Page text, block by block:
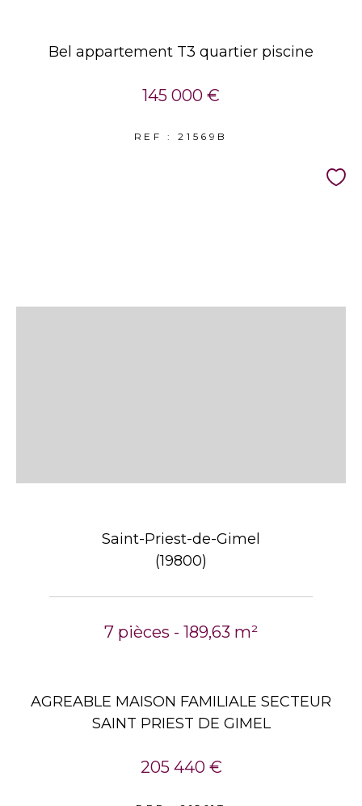
Bel appartement T3 quartier piscine
145 000 €
REF : 21569B
Saint-Priest-de-Gimel
(19800)
7 pièces - 189,63 m²
AGREABLE MAISON FAMILIALE SECTEUR
SAINT PRIEST DE GIMEL
205 440 €